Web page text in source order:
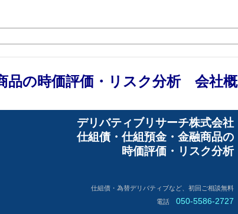
品の時価評価・リスク分析 会社概
デリバティブリサーチ株式会社
仕組債・仕組預金・金融商品の
時価評価・リスク分析
仕組債・為替デリバティブなど、初回ご相談無料
電話 050-5586-2727